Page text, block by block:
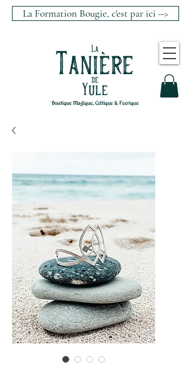
La Formation Bougie, c'est par ici -->